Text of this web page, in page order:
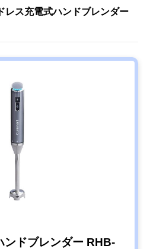
ス充電式ハンドブレンダー
ンドブレンダー RHB-